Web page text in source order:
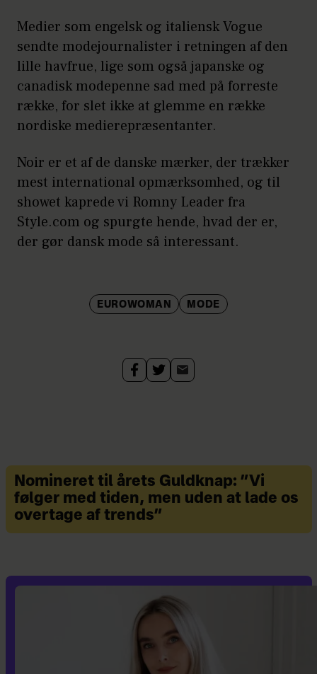
Medier som engelsk og italiensk Vogue
sendte modejournalister i retningen af den
lille havfrue, lige som også japanske og
canadisk modepenne sad med på forreste
række, for slet ikke at glemme en række
nordiske medierepræsentanter.
Noir er et af de danske mærker, der trækker
mest international opmærksomhed, og til
showet kaprede vi Romny Leader fra
Style.com og spurgte hende, hvad der er,
der gør dansk mode så interessant.
EUROWOMAN MODE
Nomineret til årets Guldknap: ”Vi
følger med tiden, men uden at lade os
overtage af trends”